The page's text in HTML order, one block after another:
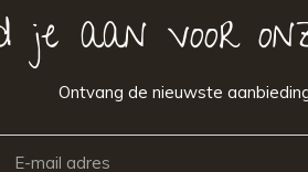
je aan voor
Ontvang de nieuwste